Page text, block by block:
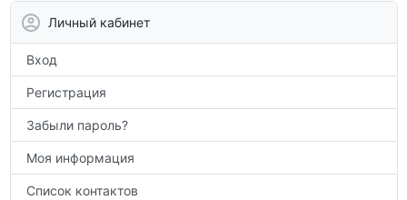
по предметам.
Личный кабинет
Вход
Регистрация
Забыли пароль?
Моя информация
Список контактов